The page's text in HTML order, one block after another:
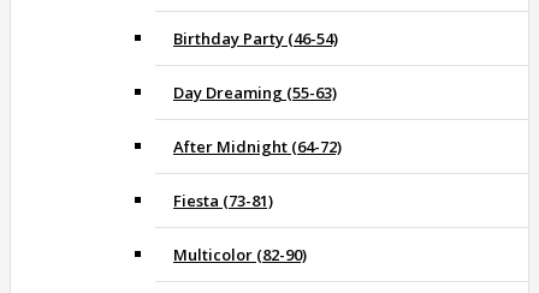
Birthday Party (46-54)
Day Dreaming (55-63)
After Midnight (64-72)
Fiesta (73-81)
Multicolor (82-90)